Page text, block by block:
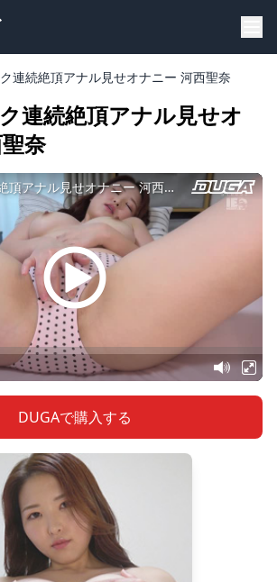
連続絶頂アナル見せオナニー 河西聖奈
連続絶頂アナル見せオ
奈
DUGAで購入する